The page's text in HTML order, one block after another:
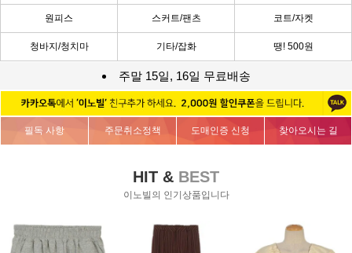
원피스 스커트/팬츠 코트/자켓
청바지/청치마 기타/잡화 땡! 500원
주말 15일, 16일 무료배송
필독 사항 주문취소정책 도매인증 신청 찾아오시는 길
HIT & BEST
이노빌의 인기상품입니다